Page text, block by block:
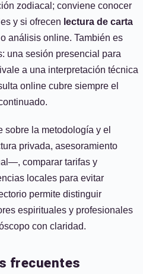
zodiacal; conviene conocer
y si ofrecen lectura de carta
análisis online. También es
una sesión presencial para
a una interpretación técnica
online cubre siempre el
sobre la metodología y el
privada, asesoramiento
comparar tarifas y
locales para evitar
permite distinguir
espirituales y profesionales
con claridad.
frecuentes